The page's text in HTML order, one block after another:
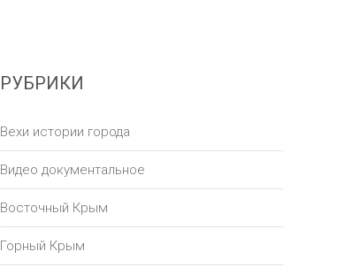
РУБРИКИ
Вехи истории города
Видео документальное
Восточный Крым
Горный Крым